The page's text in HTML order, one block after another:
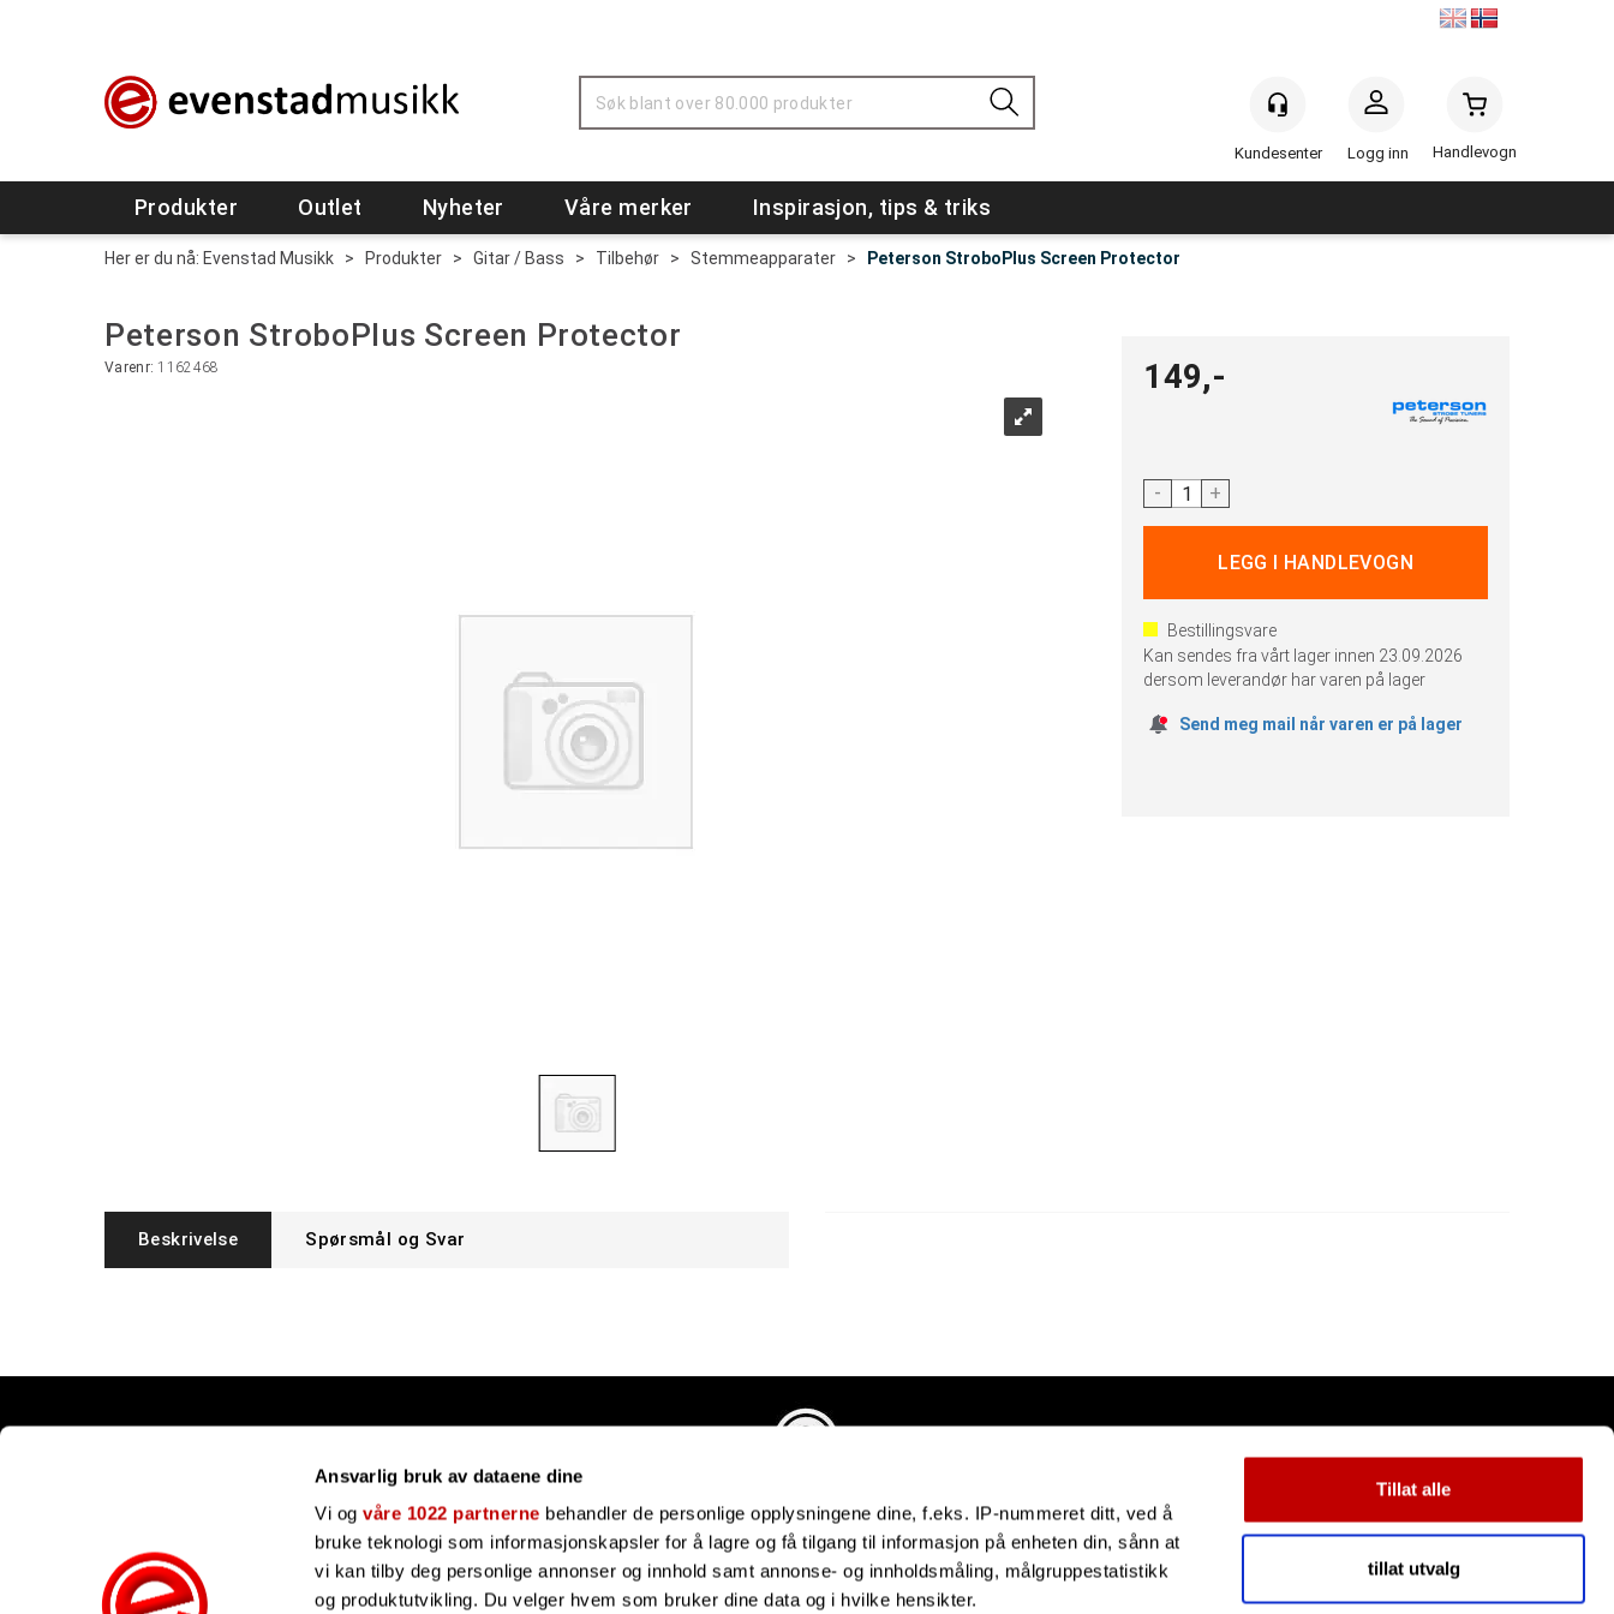
Ansvarlig bruk av dataene dine
Vi ogvåre 1022 partnerne behandler de personlige opplysningene dine, f.eks. IP-nummeret ditt, ved å
bruke teknologi som informasjonskapsler for å lagre og få tilgang til informasjon på enheten din, sånn at
vi kan tilby deg personlige annonser og innhold samt annonse- og innholdsmåling, målgruppestatistikk
og produktutvikling. Du velger hvem som bruker dine data og i hvilke hensikter.
Tillat alle
tillat utvalg
Logg inn Handlevogn
Produkter Outlet Nyheter Våre merker Inspirasjon, tips & triks
Her er du nå: Evenstad Musikk > Produkter > Gitar / Bass > Tilbehør > Stemmeapparater > Peterson StroboPlus Screen Protector
Peterson StroboPlus Screen Protector
Varenr:1162468 149,-
- +
Bestillingsvare
Kan sendes fra vårt lager innen 23.09.2026
dersom leverandør har varen på lager
Send meg mail når varen er på lager
Beskrivelse Spørsmål og Svar
Bli forhandler
Ofte stilte spørsmål
Industriveien 4
4879 Grimstad
Organisasjonsnummer: 991434461